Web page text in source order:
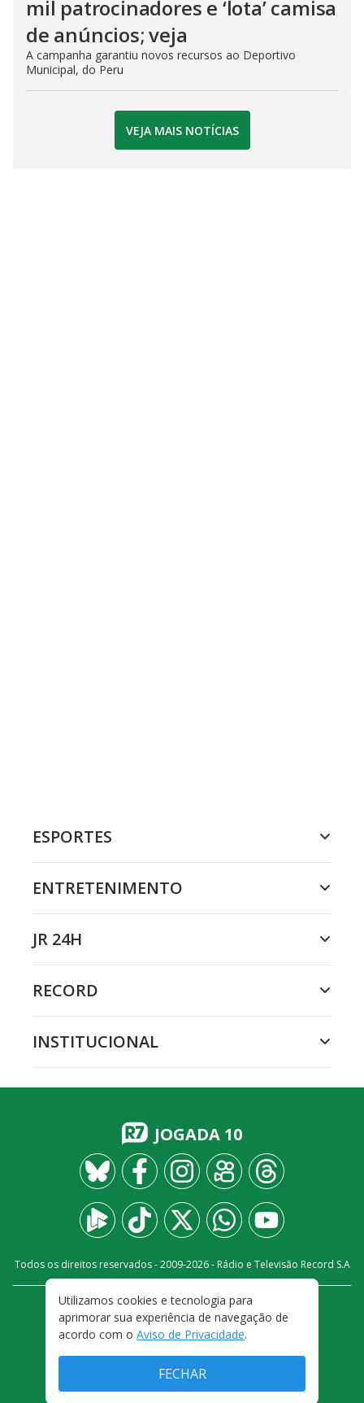
mil patrocinadores e ‘lota’ camisa
de anúncios; veja
A campanha garantiu novos recursos ao Deportivo
Municipal, do Peru
VEJA MAIS NOTÍCIAS
ESPORTES
ENTRETENIMENTO
JR 24H
RECORD
INSTITUCIONAL
JOGADA 10
Todos os direitos reservados - 2009-2026- Rádio e Televisão Record S.A
FALE CONOSCO
PRIVACIDADE
TERMOS E CONDIÇÕES DE USO
Utilizamos cookies e tecnologia para
aprimorar sua experiência de navegação de
acordo com o Aviso de Privacidade.
FECHAR